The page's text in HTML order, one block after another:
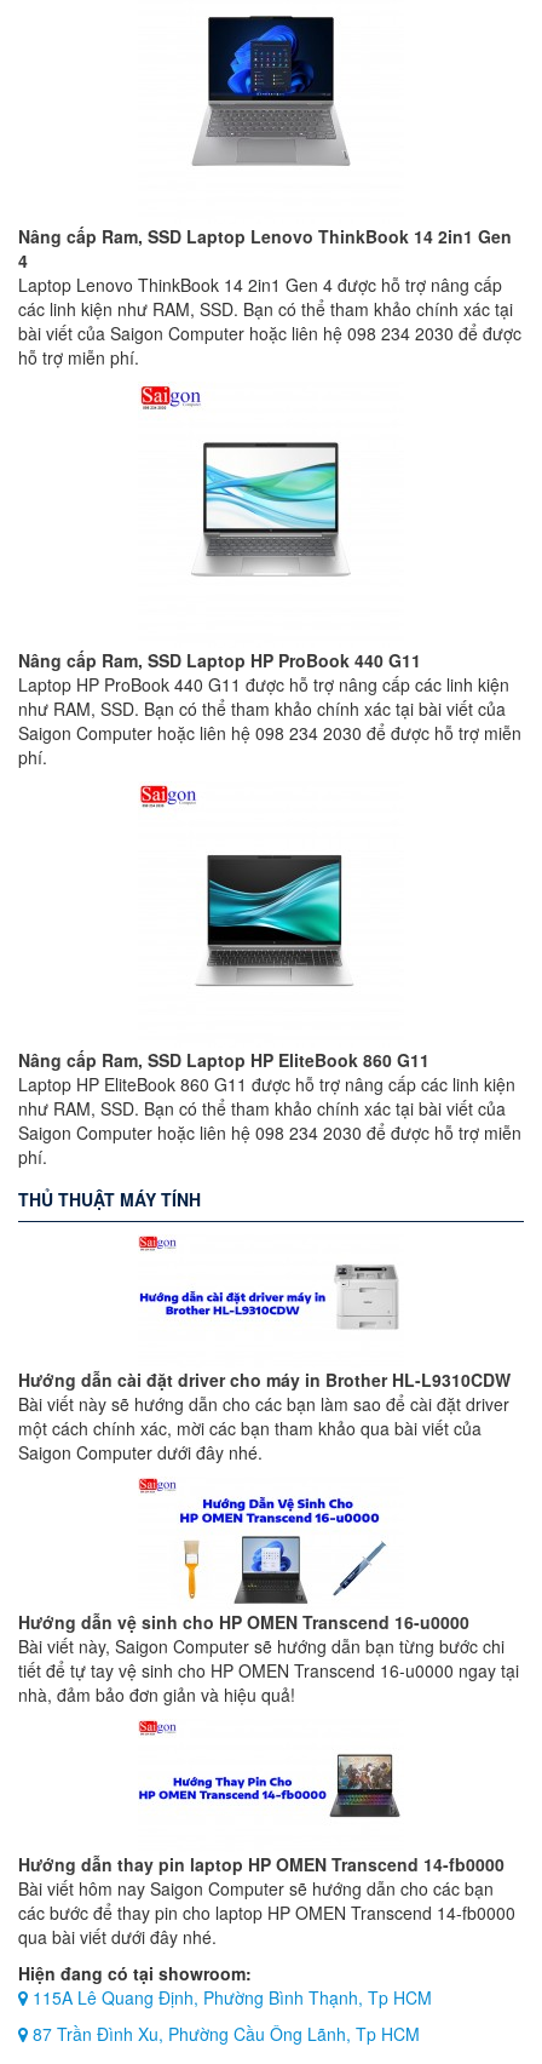
Nâng cấp Ram, SSD Laptop Lenovo ThinkBook 14 2in1 Gen
4
Laptop Lenovo ThinkBook 14 2in1 Gen 4 được hỗ trợ nâng cấp
các linh kiện như RAM, SSD. Bạn có thể tham khảo chính xác tại
bài viết của Saigon Computer hoặc liên hệ 098 234 2030 để được
hỗ trợ miễn phí.
Nâng cấp Ram, SSD Laptop HP ProBook 440 G11
Laptop HP ProBook 440 G11 được hỗ trợ nâng cấp các linh kiện
như RAM, SSD. Bạn có thể tham khảo chính xác tại bài viết của
Saigon Computer hoặc liên hệ 098 234 2030 để được hỗ trợ miễn
phí.
Nâng cấp Ram, SSD Laptop HP EliteBook 860 G11
Laptop HP EliteBook 860 G11 được hỗ trợ nâng cấp các linh kiện
như RAM, SSD. Bạn có thể tham khảo chính xác tại bài viết của
Saigon Computer hoặc liên hệ 098 234 2030 để được hỗ trợ miễn
phí.
THỦ THUẬT MÁY TÍNH
Hướng dẫn cài đặt driver cho máy in Brother HL-L9310CDW
Bài viết này sẽ hướng dẫn cho các bạn làm sao để cài đặt driver
một cách chính xác, mời các bạn tham khảo qua bài viết của
Saigon Computer dưới đây nhé.
Hướng dẫn vệ sinh cho HP OMEN Transcend 16-u0000
Bài viết này, Saigon Computer sẽ hướng dẫn bạn từng bước chi
tiết để tự tay vệ sinh cho HP OMEN Transcend 16-u0000 ngay tại
nhà, đảm bảo đơn giản và hiệu quả!
Hướng dẫn thay pin laptop HP OMEN Transcend 14-fb0000
Bài viết hôm nay Saigon Computer sẽ hướng dẫn cho các bạn
các bước để thay pin cho laptop HP OMEN Transcend 14-fb0000
qua bài viết dưới đây nhé.
Hiện đang có tại showroom:
115A Lê Quang Định, Phường Bình Thạnh, Tp HCM
87 Trần Đình Xu, Phường Cầu Ông Lãnh, Tp HCM